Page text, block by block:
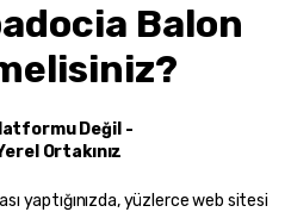
Balon
Değil -
Ortakınız
yaptığınızda, yüzlerce web sitesi